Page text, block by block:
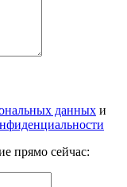
данных и
прямо сейчас: